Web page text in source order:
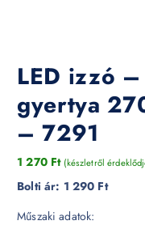
LED izzó
gyertya
– 7291
1 270 Ft (készletről
Bolti ár: 1 290 Ft
Műszaki adatok: